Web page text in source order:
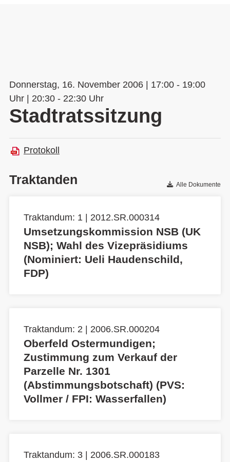
Donnerstag, 16. November 2006 | 17:00 - 19:00
Uhr | 20:30 - 22:30 Uhr
Stadtratssitzung
Protokoll
Traktanden Alle Dokumente
Traktandum: 1 | 2012.SR.000314
Umsetzungskommission NSB (UK
NSB); Wahl des Vizepräsidiums
(Nominiert: Ueli Haudenschild,
FDP)
Traktandum: 2 | 2006.SR.000204
Oberfeld Ostermundigen;
Zustimmung zum Verkauf der
Parzelle Nr. 1301
(Abstimmungsbotschaft) (PVS:
Vollmer / FPI: Wasserfallen)
Traktandum: 3 | 2006.SR.000183